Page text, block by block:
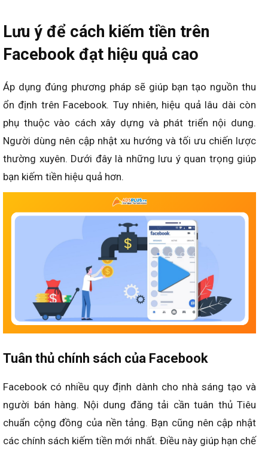
Lưu ý để cách kiếm tiền trên
Facebook đạt hiệu quả cao
Áp dụng đúng phương pháp sẽ giúp bạn tạo nguồn thu
ổn định trên Facebook. Tuy nhiên, hiệu quả lâu dài còn
phụ thuộc vào cách xây dựng và phát triển nội dung.
Người dùng nên cập nhật xu hướng và tối ưu chiến lược
thường xuyên. Dưới đây là những lưu ý quan trọng giúp
bạn kiếm tiền hiệu quả hơn.
Tuân thủ chính sách của Facebook
Facebook có nhiều quy định dành cho nhà sáng tạo và
người bán hàng. Nội dung đăng tải cần tuân thủ Tiêu
chuẩn cộng đồng của nền tảng. Bạn cũng nên cập nhật
các chính sách kiếm tiền mới nhất. Điều này giúp hạn chế